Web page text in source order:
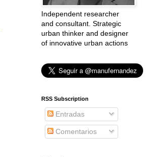
Independent researcher
and consultant. Strategic
urban thinker and designer
of innovative urban actions
RSS Subscription
Entradas
Comentarios